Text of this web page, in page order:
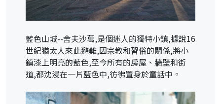
藍色山城--舍夫沙萬,是個迷人的獨特小鎮,據說16
世紀猶太人來此避難,因宗教和習俗的關係,將小
鎮漆上明亮的藍色,至今所有的房屋、牆壁和街
道,都沈浸在一片藍色中,彷彿置身於童話中。